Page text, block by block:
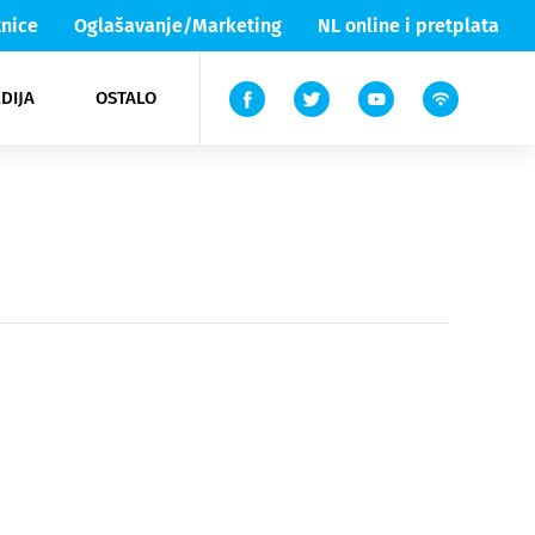
Oglašavanje/Marketing NL online i pretplata
OSTALO
Lika & Senj
TV